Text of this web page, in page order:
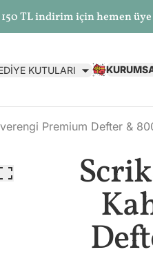
TL indirim için hemen
KUTULARI
Premium Defter &